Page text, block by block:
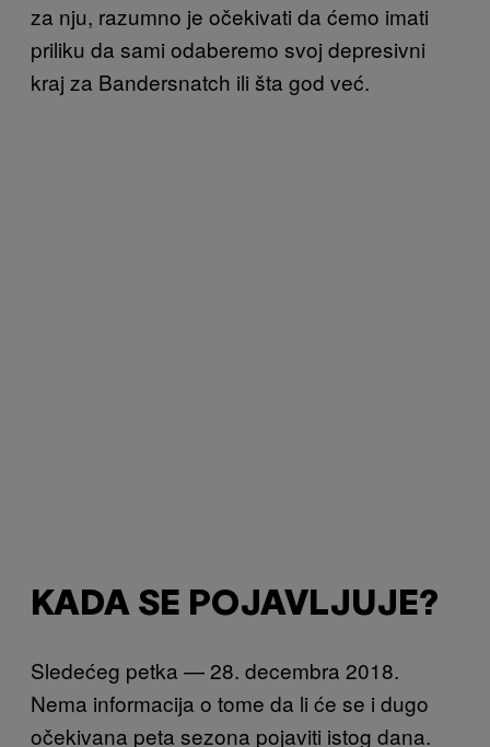
za nju, razumno je očekivati da ćemo imati
priliku da sami odaberemo svoj depresivni
kraj za Bandersnatch ili šta god već.
KADA SE POJAVLJUJE?
Sledećeg petka — 28. decembra 2018.
Nema informacija o tome da li će se i dugo
očekivana peta sezona pojaviti istog dana.